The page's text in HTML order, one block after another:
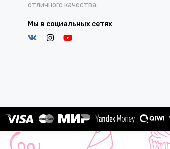
отличного качества.
Мы в социальных сетях